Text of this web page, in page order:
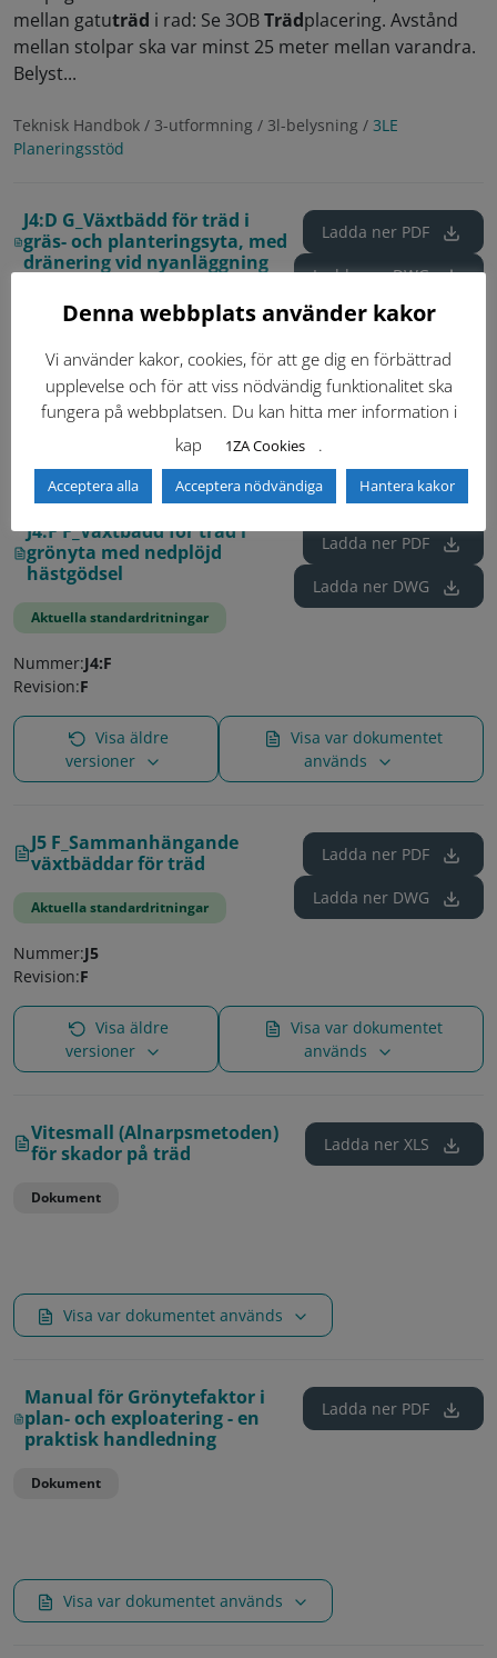
mellan gatuträd i rad: Se 3OBTrädplacering. Avstånd
mellan stolpar ska var minst 25 meter mellan varandra.
Belyst...
Teknisk Handbok / 3-utformning / 3l-belysning / 3LE
Planeringsstöd
J4:D G_Växtbädd för träd i
gräs- och planteringsyta, med
dränering vid nyanläggning
Aktuella standardritningar
Ladda ner PDF
Ladda nerDWG
Nummer: J4:D
Revision:
Visa äldre
används
J4:F F_Växtbädd för träd i
grönyta med nedplöjd
hästgödsel
Aktuella standardritningar
Ladda ner PDF
Ladda ner DWG
Nummer:J4:F
Revision:F
Visa äldre
versioner
Visa var dokumentet
används
J5 F_Sammanhängande
växtbäddar för träd
Aktuella standardritningar
Ladda ner PDF
Ladda ner DWG
Nummer:J5
Revision:F
Visa äldre
versioner
Visa var dokumentet
används
Vitesmall (Alnarpsmetoden)
för skador på träd
Dokument
Ladda ner XLS
Visa var dokumentet används
Manual för Grönytefaktor i
plan- och exploatering - en
praktisk handledning
Dokument
Ladda ner PDF
Visa var dokumentet används
Denna webbplats använder kakor
Vi använder kakor, cookies, för att ge dig en förbättrad
upplevelse och för att viss nödvändig funktionalitet ska
fungera på webbplatsen. Du kan hitta mer information i
kap
1ZA Cookies .
Acceptera alla Acceptera nödvändiga Hantera kakor